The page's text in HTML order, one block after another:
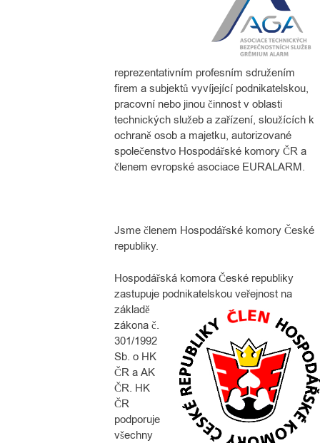
reprezentativním profesním sdružením
firem a subjektů vyvíjející podnikatelskou,
pracovní nebo jinou činnost v oblasti
technických služeb a zařízení, sloužících k
ochraně osob a majetku, autorizované
společenstvo Hospodářské komory ČR a
členem evropské asociace EURALARM.
Jsme členem Hospodářské komory České
republiky.
Hospodářská komora České republiky
zastupuje podnikatelskou veřejnost na
základě
zákona č.
301/1992
Sb. o HK
ČR a AK
ČR. HK
ČR
podporuje
všechny